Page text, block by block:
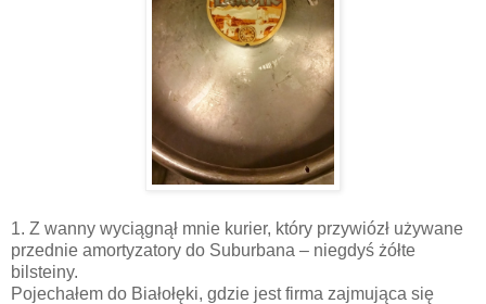
1. Z wanny wyciągnął mnie kurier, który przywiózł używane
przednie amortyzatory do Suburbana – niegdyś żółte
bilsteiny.
Pojechałem do Białołęki, gdzie jest firma zajmująca się